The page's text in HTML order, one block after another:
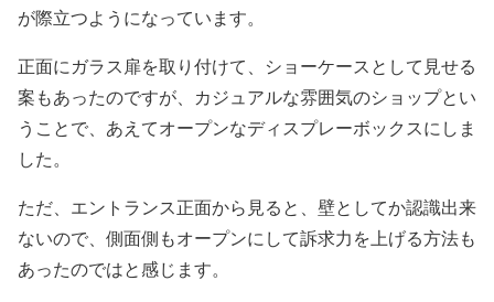
が際立つようになっています。
正面にガラス扉を取り付けて、ショーケースとして見せる
案もあったのですが、カジュアルな雰囲気のショップとい
うことで、あえてオープンなディスプレーボックスにしま
した。
ただ、エントランス正面から見ると、壁としてか認識出来
ないので、側面側もオープンにして訴求力を上げる方法も
あったのではと感じます。